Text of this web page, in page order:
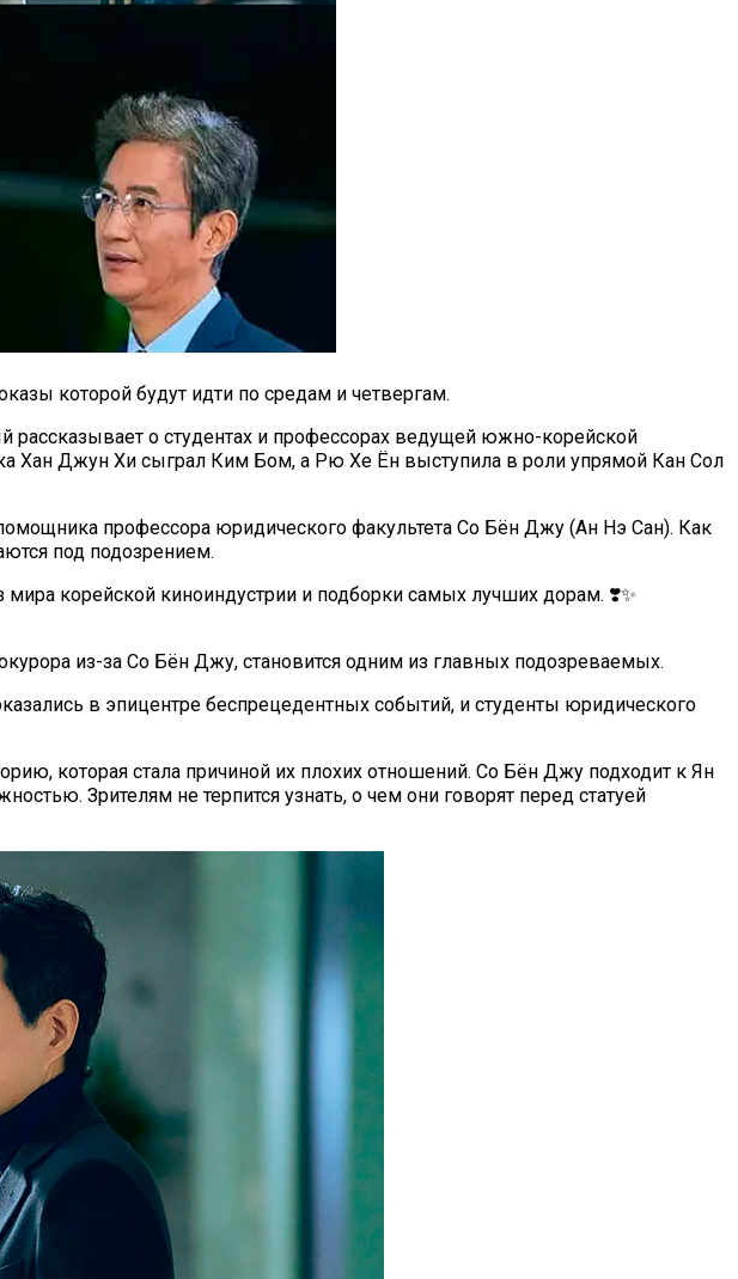
которой будут идти по средам и четвергам.
рассказывает о студентах и профессорах ведущей южно-корейской
Хан Джун Хи сыграл Ким Бом, а Рю Хе Ён выступила в роли упрямой Кан Сол
профессора юридического факультета Со Бён Джу (Ан Нэ Сан). Как
под подозрением.
мира корейской киноиндустрии и подборки самых лучших дорам. ❣️✨
из-за Со Бён Джу, становится одним из главных подозреваемых.
в эпицентре беспрецедентных событий, и студенты юридического
которая стала причиной их плохих отношений. Со Бён Джу подходит к Ян
Зрителям не терпится узнать, о чем они говорят перед статуей